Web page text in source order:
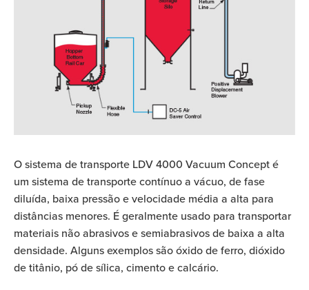
O sistema de transporte LDV 4000 Vacuum Concept é
um sistema de transporte contínuo a vácuo, de fase
diluída, baixa pressão e velocidade média a alta para
distâncias menores. É geralmente usado para transportar
materiais não abrasivos e semiabrasivos de baixa a alta
densidade. Alguns exemplos são óxido de ferro, dióxido
de titânio, pó de sílica, cimento e calcário.